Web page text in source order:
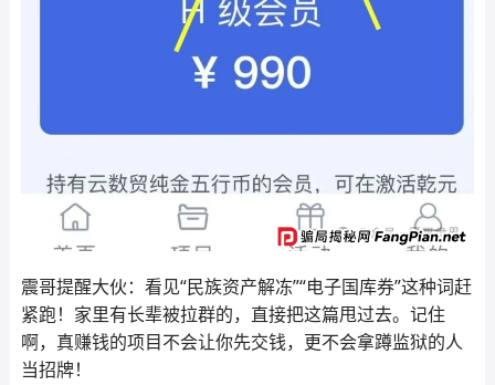
震哥提醒大伙：看见“民族资产解冻”“电子国库券”这种词赶
紧跑！家里有长辈被拉群的，直接把这篇甩过去。记住
啊，真赚钱的项目不会让你先交钱，更不会拿蹲监狱的人
当招牌！